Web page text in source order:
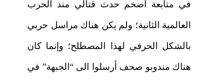
في متابعة أضخم حدث قتالي منذ الحرب
العالمية الثانية؛ ولم يكن هناك مراسل حربي
بالشكل الحرفي لهذا المصطلح؛ وإنما كان
هناك مندوبو صحف أرسلوا الى “الجبهة” في